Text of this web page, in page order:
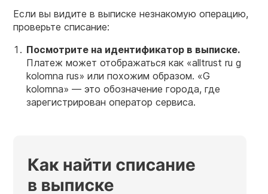
Если вы видите в выписке незнакомую операцию,
проверьте списание:
Посмотрите на идентификатор в выписке.
Платеж может отображаться как «alltrust ru g
kolomna rus» или похожим образом. «G
kolomna» — это обозначение города, где
зарегистрирован оператор сервиса.